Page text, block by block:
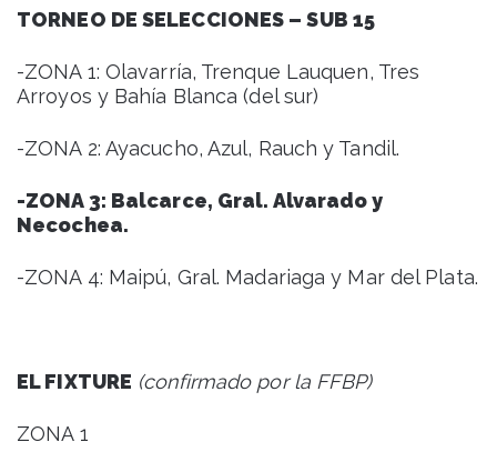
TORNEO DE SELECCIONES – SUB 15
-ZONA 1: Olavarría, Trenque Lauquen, Tres
Arroyos y Bahía Blanca (del sur)
-ZONA 2: Ayacucho, Azul, Rauch y Tandil.
-ZONA 3: Balcarce, Gral. Alvarado y
Necochea.
-ZONA 4: Maipú, Gral. Madariaga y Mar del Plata.
EL FIXTURE (confirmado por la FFBP)
ZONA 1